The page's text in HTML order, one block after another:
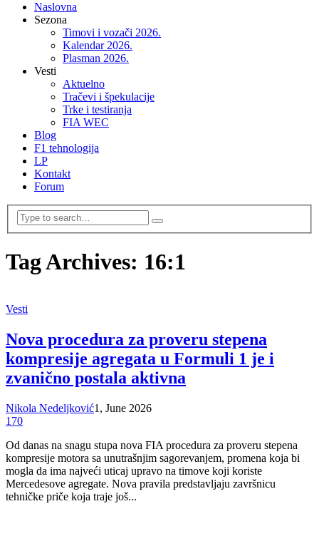
Naslovna
Sezona
Timovi i vozači 2026.
Kalendar 2026.
Plasman 2026.
Vesti
Aktuelno
Tračevi i špekulacije
Trke i testiranja
FIA WEC
Blog
F1 tehnologija
LP
Kontakt
Forum
Tag Archives: 16:1
Vesti
Nova procedura za proveru stepena
kompresije agregata u Formuli 1 je i
zvanično postala aktivna
Nikola Nedeljković1, June 2026
170
Od danas na snagu stupa nova FIA procedura za proveru stepena
kompresije motora sa unutrašnjim sagorevanjem, promena koja bi
mogla da ima najveći uticaj upravo na timove koji koriste
Mercedesove agregate. Nova pravila predstavljaju završnicu
tehničke priče koja traje još...